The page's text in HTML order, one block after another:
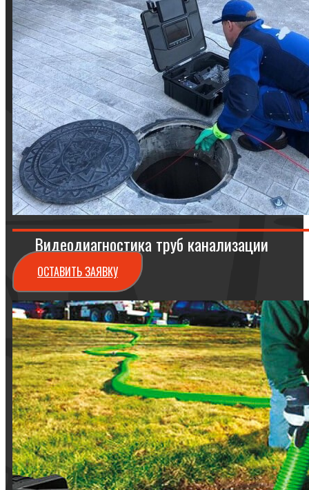
Видеодиагностика труб канализации
ОСТАВИТЬ ЗАЯВКУ